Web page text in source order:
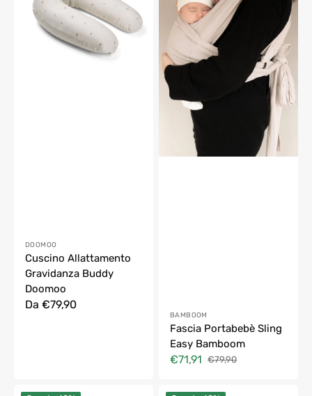
Doomoo
Fornitore:
DOOMOO
Cuscino Allattamento
Gravidanza Buddy
Doomoo
Prezzo
Da €79,90
Bamboom
Fornitore:
BAMBOOM
Fascia Portabebè Sling
Easy Bamboom
Prezzo
vendita
€71,91
Prezzo
listino
€79,90
Set
Set